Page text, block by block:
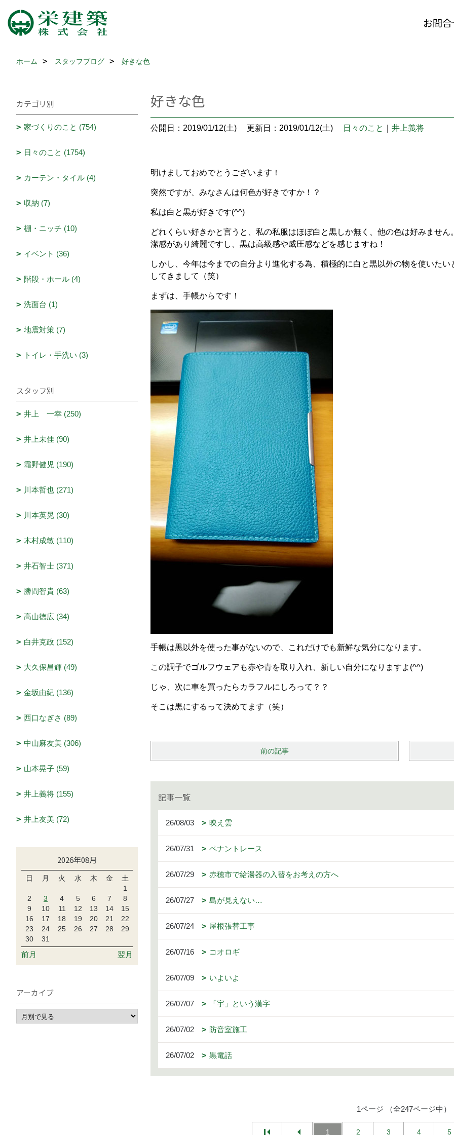
お問
ホーム スタッフブログ 好きな色
好きな色
公開日：2019/01/12(土) 更新日：2019/01/12(土) 日々のこと 井上義将
明けましておめでとうございます！
突然ですが、みなさんは何色が好きですか！？
私は白と黒が好きです(^^)
どれくらい好きかと言うと、私の私服はほぼ白と黒しか無く、他の色は好みませ
潔感があり綺麗ですし、黒は高級感や威圧感などを感じますね！
しかし、今年は今までの自分より進化する為、積極的に白と黒以外の物を使いた
してきまして（笑）
まずは、手帳からです！
手帳は黒以外を使った事がないので、これだけでも新鮮な気分になります。
この調子でゴルフウェアも赤や青を取り入れ、新しい自分になりますよ(^^)
じゃ、次に車を買ったらカラフルにしろって？？
そこは黒にするって決めてます（笑）
前の記事
記事一覧
26/08/03 映え雲
26/07/31 ペナントレース
26/07/29 赤穂市で給湯器の入替をお考えの方へ
26/07/27 島が見えない…
26/07/24 屋根張替工事
26/07/16 コオロギ
26/07/09 いよいよ
26/07/07 「宇」という漢字
26/07/02 防音室施工
26/07/02 黒電話
1ページ （全247ページ中）
1 2 3 4 5
カテゴリ別
家づくりのこと (754)
日々のこと (1754)
カーテン・タイル (4)
収納 (7)
棚・ニッチ (10)
イベント (36)
階段・ホール (4)
洗面台 (1)
地震対策 (7)
トイレ・手洗い (3)
スタッフ別
井上 一幸 (250)
井上未佳 (90)
霜野健児 (190)
川本哲也 (271)
川本英晃 (30)
木村成敏 (110)
井石智士 (371)
勝間智貴 (63)
高山徳広 (34)
白井克政 (152)
大久保昌輝 (49)
金坂由紀 (136)
西口なぎさ (89)
中山麻友美 (306)
山本晃子 (59)
井上義将 (155)
井上友美 (72)
2026年08月
日 月 火 水 木 金
土
1
2
3 4 5 6 7
8
9
10 11 12 13 14
15
16
17 18 19 20 21
22
23
24 25 26 27 28
29
30
31
前月 翌月
アーカイブ